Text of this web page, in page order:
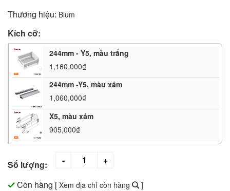
Thương hiệu: Blum
Kích cỡ:
244mm - Y5, màu trắng
1,160,000₫
244mm -Y5, màu xám
1,060,000₫
X5, màu xám
905,000₫
Số lượng:
Còn hàng [ Xem địa chỉ còn hàng ]